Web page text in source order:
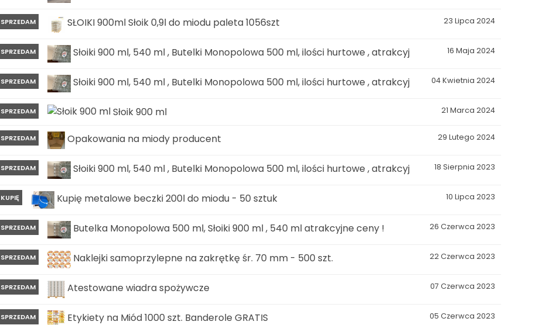
23 Lipca 2024
SPRZEDAM SŁOIKI 900ml Słoik 0,9l do miodu paleta 1056szt
16 Maja 2024
SPRZEDAM Słoiki 900 ml, 540 ml , Butelki Monopolowa 500 ml, ilości hurtowe , atrakcyj
04 Kwietnia 2024
SPRZEDAM Słoiki 900 ml, 540 ml , Butelki Monopolowa 500 ml, ilości hurtowe , atrakcyj
21 Marca 2024
SPRZEDAM Słoik 900 ml
29 Lutego 2024
SPRZEDAM Opakowania na miody producent
18 Sierpnia 2023
SPRZEDAM Słoiki 900 ml, 540 ml , Butelki Monopolowa 500 ml, ilości hurtowe , atrakcyj
10 Lipca 2023
KUPIĘ Kupię metalowe beczki 200l do miodu - 50 sztuk
26 Czerwca 2023
SPRZEDAM Butelka Monopolowa 500 ml, Słoiki 900 ml , 540 ml atrakcyjne ceny !
22 Czerwca 2023
SPRZEDAM Naklejki samoprzylepne na zakrętkę śr. 70 mm - 500 szt.
07 Czerwca 2023
SPRZEDAM Atestowane wiadra spożywcze
05 Czerwca 2023
SPRZEDAM Etykiety na Miód 1000 szt. Banderole GRATIS